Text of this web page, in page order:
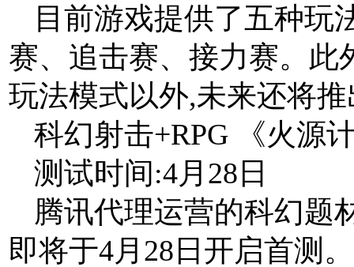
目前游戏提供了五种玩
赛、追击赛、接力赛。此
玩法模式以外,未来还将
科幻射击+RPG 《火源
测试时间:4月28日
腾讯代理运营的科幻题
即将于4月28日开启首测。